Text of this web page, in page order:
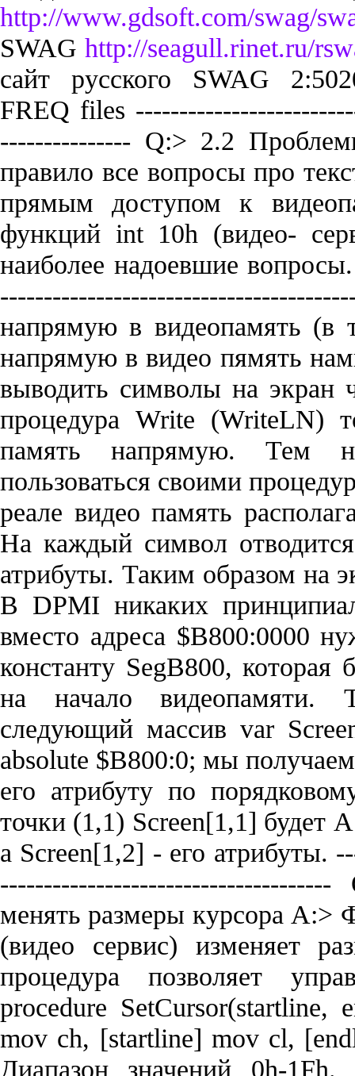
http://www.gdsoft.com/swag/
SWAGhttp://seagull.rinet.ru/
сайт русского SWAG
FREQ files
--------------- Q:> 2.2
правило все вопросы про
прямым доступом к
функций int 10h (видео-
наиболее надоевшие
напрямую в видеопамять
напрямую в видео пямять
выводить символы на экран
процедура Write (WriteLN)
память напрямую. Тем
пользоваться своими
реале видео память
На каждый символ
атрибуты. Таким образом на
В DPMI никаких
вместо адреса $B800:0000
константу SegB800, которая
на начало видеопамяти.
следующий массив var
absolute $B800:0; мы
его атрибуту по
точки (1,1) Screen[1,1] будет
а Screen[1,2] - его
менять размеры курсора A:>
(видео сервис) изменяет
процедура позволяет
procedure SetCursor(startline,
mov ch, [startline] mov cl,
Диапазон значений 0h-